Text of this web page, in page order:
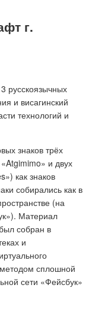
г.
русскоязычных
и висагинский
технологий и
знаков трёх
и двух
как знаков
собирались как в
(на
Материал
собран в
и
сплошной
сети «Фейсбук»